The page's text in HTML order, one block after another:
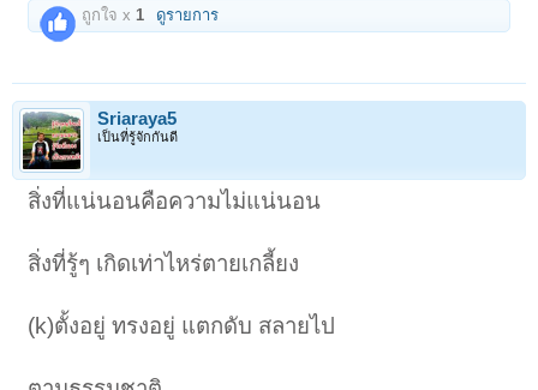
ถูกใจ x1 ดูรายการ
Sriaraya5
เป็นที่รู้จักกันดี
สิ่งที่แน่นอนคือความไม่แน่นอน
สิ่งที่รู้ๆ เกิดเท่าไหร่ตายเกลี้ยง
(k)ตั้งอยู่ ทรงอยู่ แตกดับ สลายไป
1 2 3